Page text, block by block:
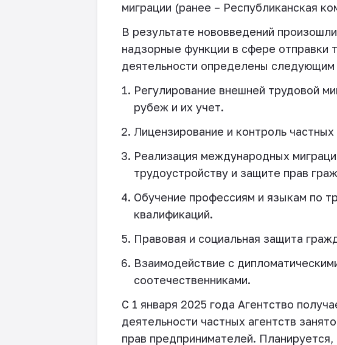
миграции (ранее – Республиканская
В результате нововведений
надзорные функции в сфере отправки
деятельности определены следующим
Регулирование внешней трудовой
рубеж и их учет.
Лицензирование и контроль
Реализация международных
трудоустройству и защите прав
Обучение профессиям и языкам по
квалификаций.
Правовая и социальная защита
Взаимодействие с
соотечественниками.
С 1 января 2025 года Агентство
деятельности частных агентств
прав предпринимателей.